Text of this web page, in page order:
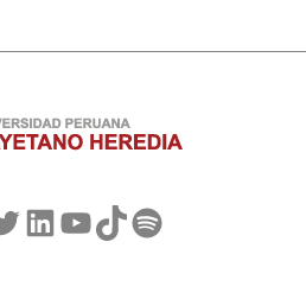
LinkedIn YouTube TikTok Spotify